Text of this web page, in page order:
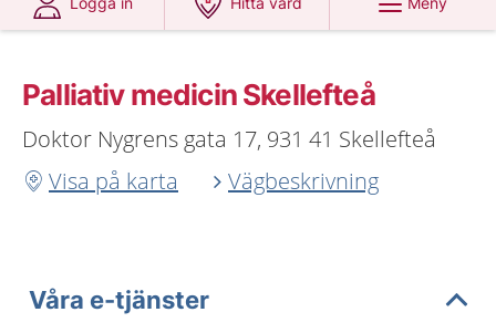
Palliativ medicin Skellefteå
Doktor Nygrens gata 17, 931 41 Skellefteå
Visa på karta
Vägbeskrivning
Våra e-tjänster